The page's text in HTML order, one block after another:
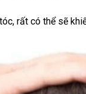
rất có thể sẽ